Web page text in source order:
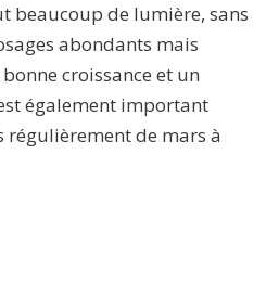
beaucoup de lumière, sans
abondants mais
croissance et un
également important
régulièrement de mars à